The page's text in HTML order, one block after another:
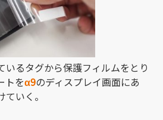
いるタグから保護フィルムをとり
トをα9のディスプレイ画面にあ
いく。